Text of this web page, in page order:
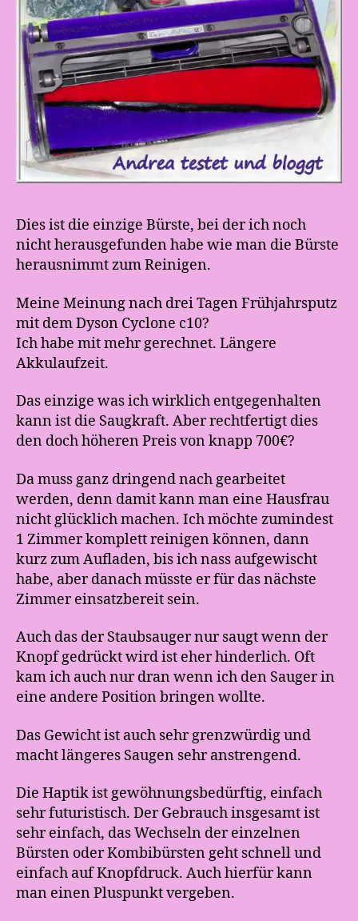
Dies ist die einzige Bürste, bei der ich noch
nicht herausgefunden habe wie man die Bürste
herausnimmt zum Reinigen.
Meine Meinung nach drei Tagen Frühjahrsputz
mit dem Dyson Cyclone c10?
Ich habe mit mehr gerechnet. Längere
Akkulaufzeit.
Das einzige was ich wirklich entgegenhalten
kann ist die Saugkraft. Aber rechtfertigt dies
den doch höheren Preis von knapp 700€?
Da muss ganz dringend nach gearbeitet
werden, denn damit kann man eine Hausfrau
nicht glücklich machen. Ich möchte zumindest
1 Zimmer komplett reinigen können, dann
kurz zum Aufladen, bis ich nass aufgewischt
habe, aber danach müsste er für das nächste
Zimmer einsatzbereit sein.
Auch das der Staubsauger nur saugt wenn der
Knopf gedrückt wird ist eher hinderlich. Oft
kam ich auch nur dran wenn ich den Sauger in
eine andere Position bringen wollte.
Das Gewicht ist auch sehr grenzwürdig und
macht längeres Saugen sehr anstrengend.
Die Haptik ist gewöhnungsbedürftig, einfach
sehr futuristisch. Der Gebrauch insgesamt ist
sehr einfach, das Wechseln der einzelnen
Bürsten oder Kombibürsten geht schnell und
einfach auf Knopfdruck. Auch hierfür kann
man einen Pluspunkt vergeben.